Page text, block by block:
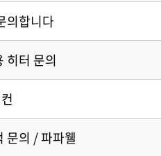
의합니다
히터 문의
문의 / 파파웰